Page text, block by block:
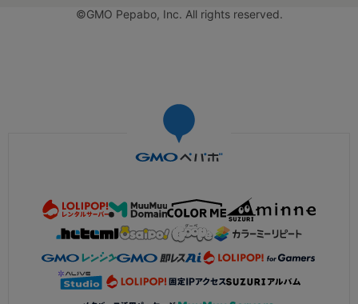
©GMO Pepabo, Inc. All rights reserved.